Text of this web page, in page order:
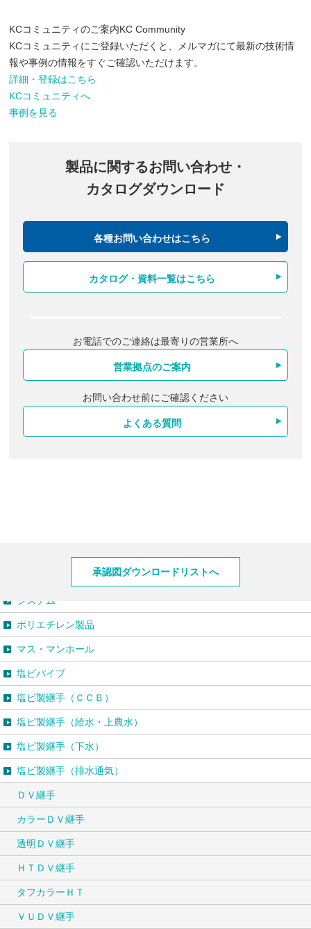
KCコミュニティのご案内KC Community
KCコミュニティにご登録いただくと、メルマガにて最新の技術情
報や事例の情報をすぐご確認いただけます。
詳細・登録はこちら
KCコミュニティへ
事例を見る
製品に関するお問い合わせ・
カタログダウンロード
各種お問い合わせはこちら
カタログ・資料一覧はこちら
お電話でのご連絡は最寄りの営業所へ
営業拠点のご案内
お問い合わせ前にご確認ください
よくある質問
承認図ダウンロードリストへ
システム
ポリエチレン製品
マス・マンホール
塩ビパイプ
塩ビ製継手（ＣＣＢ）
塩ビ製継手（給水・上農水）
塩ビ製継手（下水）
塩ビ製継手（排水通気）
ＤＶ継手
カラーＤＶ継手
透明ＤＶ継手
ＨＴＤＶ継手
タフカラーＨＴ
ＶＵＤＶ継手